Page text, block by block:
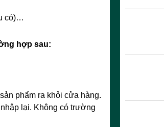
có)…
hợp sau:
phẩm ra khỏi cửa hàng.
lại. Không có trường